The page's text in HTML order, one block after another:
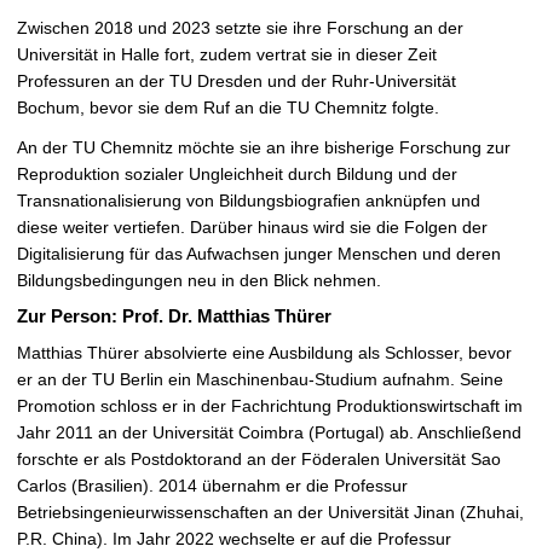
Zwischen 2018 und 2023 setzte sie ihre Forschung an der
Universität in Halle fort, zudem vertrat sie in dieser Zeit
Professuren an der TU Dresden und der Ruhr-Universität
Bochum, bevor sie dem Ruf an die TU Chemnitz folgte.
An der TU Chemnitz möchte sie an ihre bisherige Forschung zur
Reproduktion sozialer Ungleichheit durch Bildung und der
Transnationalisierung von Bildungsbiografien anknüpfen und
diese weiter vertiefen. Darüber hinaus wird sie die Folgen der
Digitalisierung für das Aufwachsen junger Menschen und deren
Bildungsbedingungen neu in den Blick nehmen.
Zur Person: Prof. Dr. Matthias Thürer
Matthias Thürer absolvierte eine Ausbildung als Schlosser, bevor
er an der TU Berlin ein Maschinenbau-Studium aufnahm. Seine
Promotion schloss er in der Fachrichtung Produktionswirtschaft im
Jahr 2011 an der Universität Coimbra (Portugal) ab. Anschließend
forschte er als Postdoktorand an der Föderalen Universität Sao
Carlos (Brasilien). 2014 übernahm er die Professur
Betriebsingenieurwissenschaften an der Universität Jinan (Zhuhai,
P.R. China). Im Jahr 2022 wechselte er auf die Professur